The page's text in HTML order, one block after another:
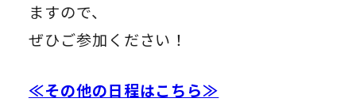
ますので、
ぜひご参加ください！
≪その他の日程はこちら≫